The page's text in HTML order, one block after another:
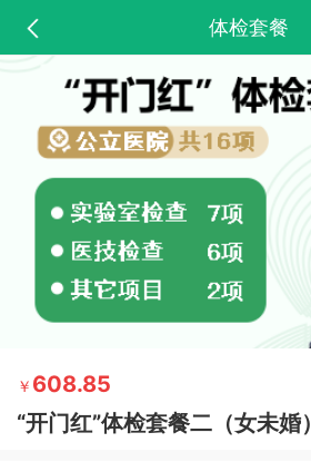
体检套餐
￥ 608.85
“开门红”体检套餐二（女未婚）